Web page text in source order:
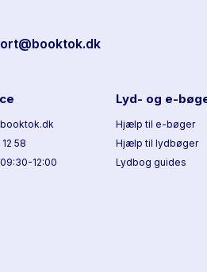
58
12:00
Lyd- og e-
Hjælp til e-bøger
Hjælp til lydbøger
Lydbog guides